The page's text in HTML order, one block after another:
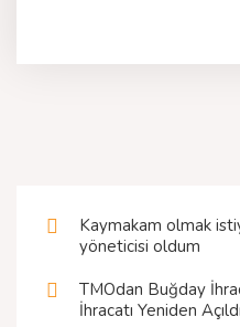
Kaymakam olmak
yöneticisi oldum
TMOdan Buğday
İhracatı Yeniden Açıldı